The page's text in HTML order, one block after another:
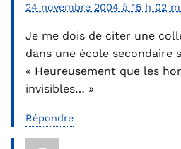
24 novembre 2004 à 15 h 02
Je me dois de citer une
dans une école secondaire
« Heureusement que les
invisibles… »
Répondre